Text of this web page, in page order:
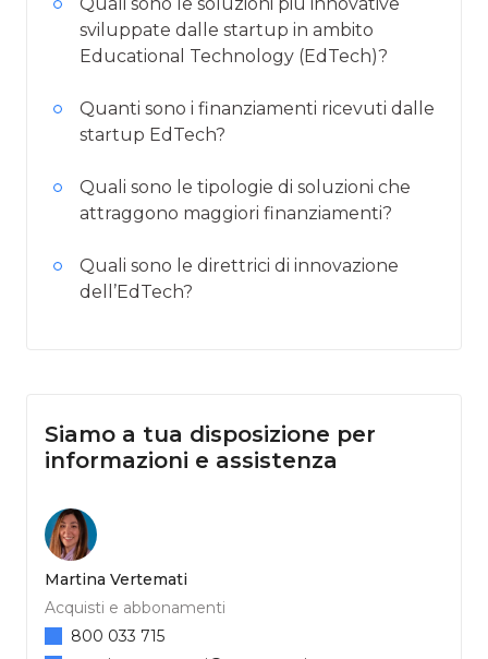
sviluppate dalle startup in ambito
Educational Technology (EdTech)?
Quanti sono i finanziamenti ricevuti dalle
startup EdTech?
Quali sono le tipologie di soluzioni che
attraggono maggiori finanziamenti?
Quali sono le direttrici di innovazione
dell’EdTech?
Siamo a tua disposizione per
informazioni e assistenza
Martina Vertemati
Acquisti e abbonamenti
800 033 715